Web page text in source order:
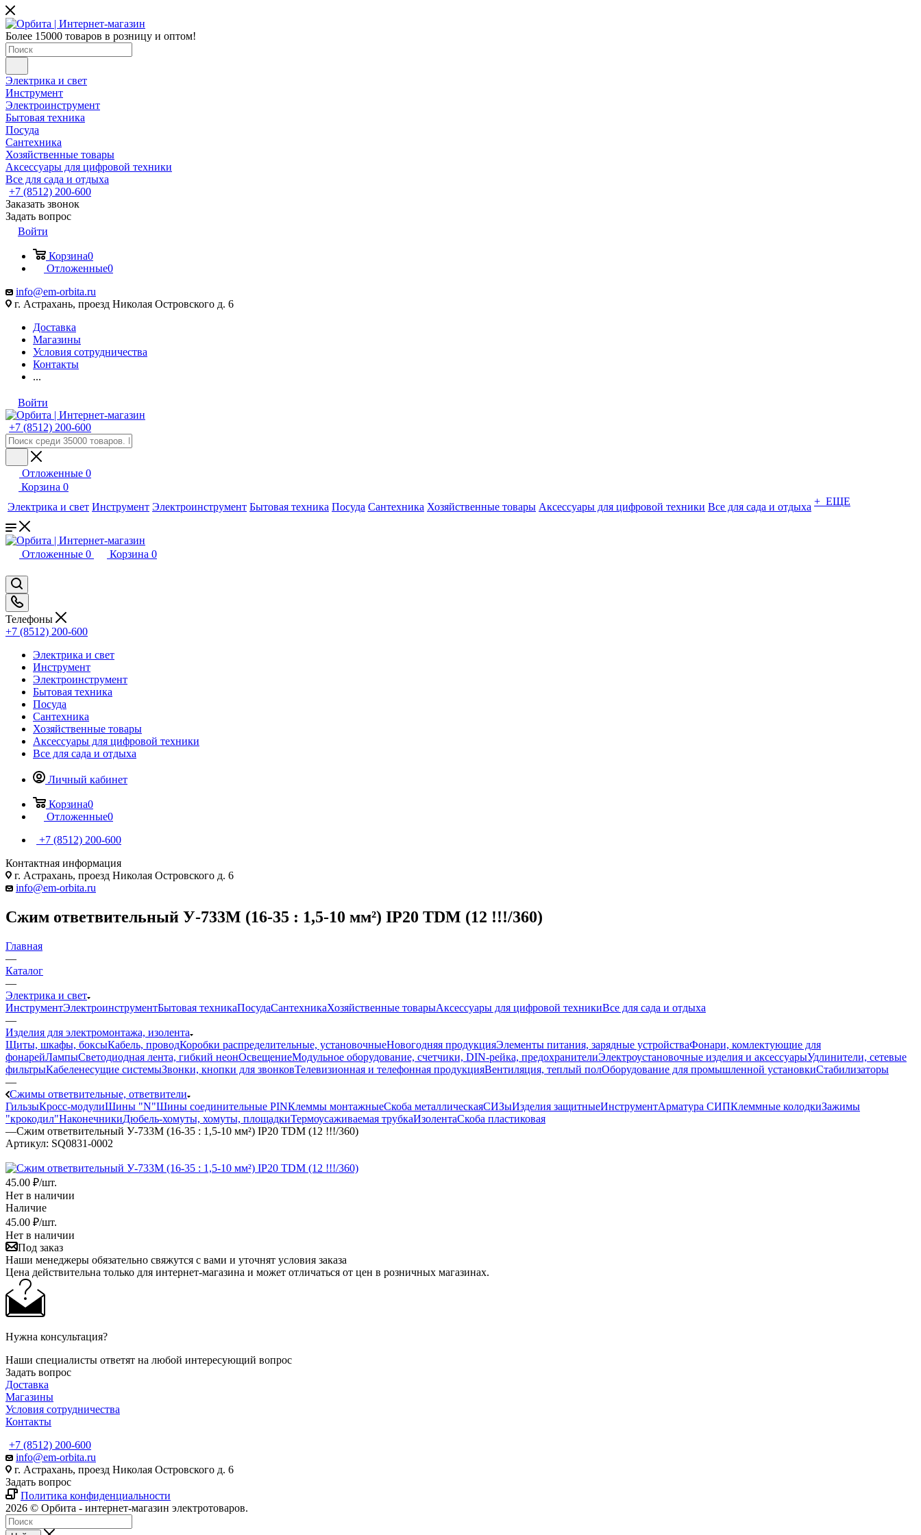
Более 15000 товаров в розницу и оптом!
Электрика и свет
Инструмент
Электроинструмент
Бытовая техника
Посуда
Сантехника
Хозяйственные товары
Аксессуары для цифровой техники
Все для сада и отдыха
+7 (8512) 200-600
Заказать звонок
Задать вопрос
Войти
Корзина0
Отложенные0
info@em-orbita.ru
г. Астрахань, проезд Николая Островского д. 6
Доставка
Магазины
Условия сотрудничества
Контакты
...
Войти
+7 (8512) 200-600
Отложенные 0
Корзина 0
Электрика и свет Инструмент Электроинструмент Бытовая техника Посуда Сантехника Хозяйственные товары Аксессуары для цифровой техники Все для сада и отдыха + ЕЩЕ
Отложенные 0 Корзина 0
Телефоны
+7 (8512) 200-600
Электрика и свет
Инструмент
Электроинструмент
Бытовая техника
Посуда
Сантехника
Хозяйственные товары
Аксессуары для цифровой техники
Все для сада и отдыха
Личный кабинет
Корзина0
Отложенные0
+7 (8512) 200-600
Контактная информация
г. Астрахань, проезд Николая Островского д. 6
info@em-orbita.ru
Сжим ответвительный У-733М (16-35 : 1,5-10 мм²) IP20 TDM (12 !!!/360)
Главная
—
Каталог
—
Электрика и свет
ИнструментЭлектроинструментБытовая техникаПосудаСантехникаХозяйственные товарыАксессуары для цифровой техникиВсе для сада и отдыха
—
Изделия для электромонтажа, изолента
Щиты, шкафы, боксыКабель, проводКоробки распределительные, установочныеНовогодняя продукцияЭлементы питания, зарядные устройстваФонари, комлектующие для
фонарейЛампыСветодиодная лента, гибкий неонОсвещениеМодульное оборудование, счетчики, DIN-рейка, предохранителиЭлектроустановочные изделия и аксессуарыУдлинители, сетевые
фильтрыКабеленесущие системыЗвонки, кнопки для звонковТелевизионная и телефонная продукцияВентиляция, теплый полОборудование для промышленной установкиСтабилизаторы
—
Сжимы ответвительные, ответвители
ГильзыКросс-модулиШины "N"Шины соединительные PINКлеммы монтажныеСкоба металлическаяСИЗыИзделия защитныеИнструментАрматура СИПКлеммные колодкиЗажимы
"крокодил"НаконечникиДюбель-хомуты, хомуты, площадкиТермоусаживаемая трубкаИзолентаСкоба пластиковая
—Сжим ответвительный У-733М (16-35 : 1,5-10 мм²) IP20 TDM (12 !!!/360)
Артикул: SQ0831-0002
45.00 ₽/шт.
Нет в наличии
Наличие
45.00 ₽/шт.
Нет в наличии
Под заказ
Наши менеджеры обязательно свяжутся с вами и уточнят условия заказа
Цена действительна только для интернет-магазина и может отличаться от цен в розничных магазинах.
Нужна консультация?
Наши специалисты ответят на любой интересующий вопрос
Задать вопрос
Доставка
Магазины
Условия сотрудничества
Контакты
+7 (8512) 200-600
info@em-orbita.ru
г. Астрахань, проезд Николая Островского д. 6
Задать вопрос
Политика конфиденциальности
2026 © Орбита - интернет-магазин электротоваров.